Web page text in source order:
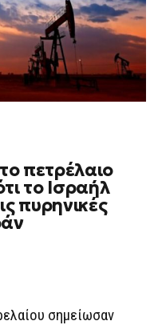
πετρέλαιο
το Ισραήλ
πυρηνικές
σημείωσαν